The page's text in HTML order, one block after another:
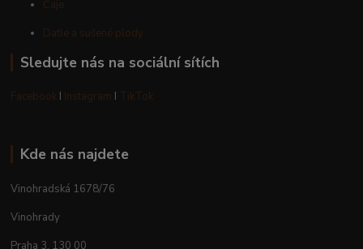
Čaje
Datle a sušené plody
Sledujte nás na sociální sítích
Facebook I Instagram I TikTok
Kde nás najdete
Vinohradská 1678/76
Vinohrady
Praha 3, 130 00